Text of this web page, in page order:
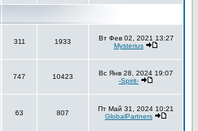
311 1933
Вт Фев 02, 2021 13:27
Mysterius
747 10423
Вс Янв 28, 2024 19:07
-Spirit-
63 807
Пт Май 31, 2024 10:21
GlobalPartners